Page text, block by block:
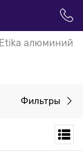
Etika алюминий
Фильтры